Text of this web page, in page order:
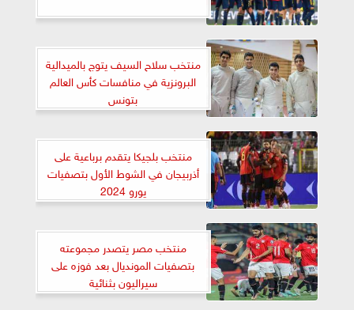
منتخب سلاح السيف يتوج بالميدالية
البرونزية في منافسات كأس العالم
بتونس
منتخب بلجيكا يتقدم برباعية على
أذربيجان في الشوط الأول بتصفيات
يورو 2024
منتخب مصر يتصدر مجموعته
بتصفيات المونديال بعد فوزه على
سيراليون بثنائية